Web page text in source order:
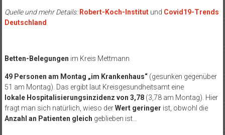
Quelle und mehr Details: Robert-Koch-Institutund Covid19-Trends
Deutschland
Betten-Belegungen im Kreis Mettmann
49 Personen am Montag „im Krankenhaus“ (gesunken gegenüber
51 am Montag). Das ergibt laut Kreisgesundheitsamt eine
lokale Hospitalisierungsinzidenz von 3,78 (3,78 am Montag). Hier
fragt man sich natürlich, wieso derWert geringer ist, obwohl die
Anzahl an Patienten gleich geblieben ist…